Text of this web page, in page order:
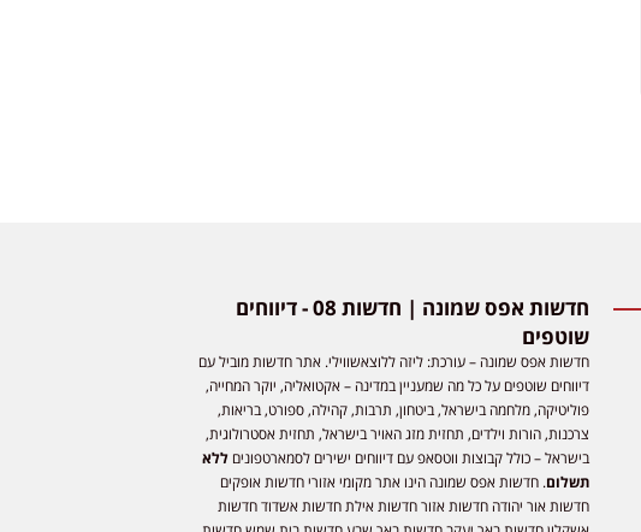
חדשות אפס שמונה | חדשות 08 - דיווחים
שוטפים
חדשות אפס שמונה – עורכת: ליזה ללוצאשווילי. אתר חדשות מוביל עם
דיווחים שוטפים על כל מה שמעניין במדינה – אקטואליה, יוקר המחייה,
פוליטיקה, מלחמה בישראל, ביטחון, תרבות, קהילה, ספורט, בריאות,
צרכנות, הורות וילדים, תחזית מזג האויר בישראל, תחזית אסטרולוגית,
בישראל – כולל קבוצות ווטסאפ עם דיווחים ישירים לסמארטפוניםללא
תשלום. חדשות אפס שמונה הינו אתר מקומי אזורי חדשות אופקים
חדשות אור יהודה חדשות אזור חדשות אילת חדשות אשדוד חדשות